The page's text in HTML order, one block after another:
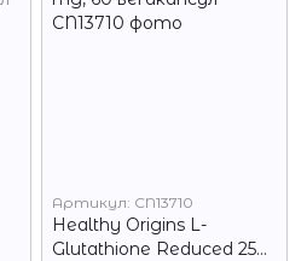
Артикул: CN13710
Healthy Origins L-
Glutathione Reduced 250